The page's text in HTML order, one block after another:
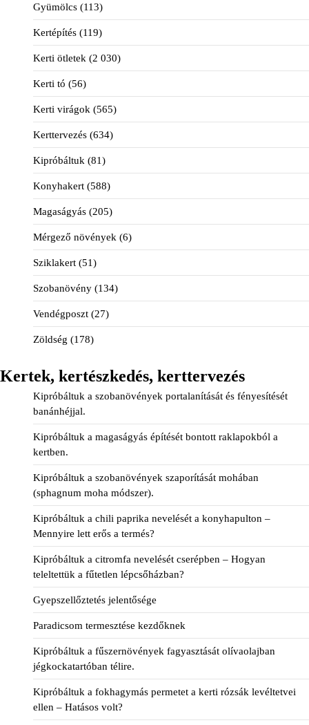
Gyümölcs (113)
Kertépítés (119)
Kerti ötletek (2 030)
Kerti tó (56)
Kerti virágok (565)
Kerttervezés (634)
Kipróbáltuk (81)
Konyhakert (588)
Magaságyás (205)
Mérgező növények (6)
Sziklakert (51)
Szobanövény (134)
Vendégposzt (27)
Zöldség (178)
Kertek, kertészkedés, kerttervezés
Kipróbáltuk a szobanövények portalanítását és fényesítését
banánhéjjal.
Kipróbáltuk a magaságyás építését bontott raklapokból a
kertben.
Kipróbáltuk a szobanövények szaporítását mohában
(sphagnum moha módszer).
Kipróbáltuk a chili paprika nevelését a konyhapulton –
Mennyire lett erős a termés?
Kipróbáltuk a citromfa nevelését cserépben – Hogyan
teleltettük a fűtetlen lépcsőházban?
Gyepszellőztetés jelentősége
Paradicsom termesztése kezdőknek
Kipróbáltuk a fűszernövények fagyasztását olívaolajban
jégkockatartóban télire.
Kipróbáltuk a fokhagymás permetet a kerti rózsák levéltetvei
ellen – Hatásos volt?